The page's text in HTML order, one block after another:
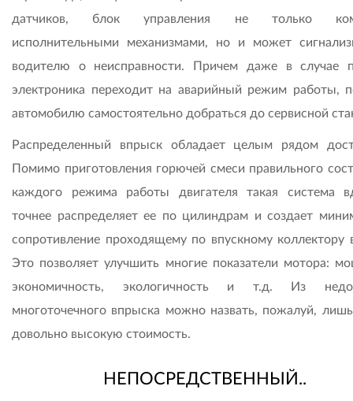
датчиков, блок управления не только
исполнительными механизмами, но и может
водителю о неисправности. Причем даже в случае
электроника переходит на аварийный режим работы,
автомобилю самостоятельно добраться до сервисной
Распределенный впрыск обладает целым рядом
Помимо приготовления горючей смеси правильного
каждого режима работы двигателя такая система
точнее распределяет ее по цилиндрам и создает
сопротивление проходящему по впускному коллектору
Это позволяет улучшить многие показатели мотора:
экономичность, экологичность и т.д. Из
многоточечного впрыска можно назвать, пожалуй,
довольно высокую стоимость.
НЕПОСРЕДСТВЕННЫЙ..